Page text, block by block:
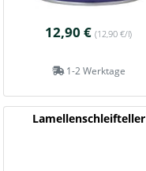
12,90 € (12,90 €/l)
1-2 Werktage
Lamellenschleifteller